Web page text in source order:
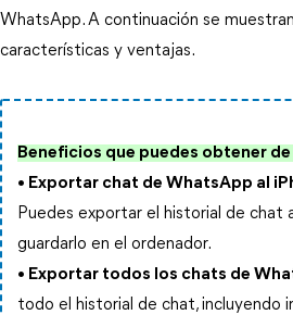
WhatsApp. A continuación se
características y ventajas.
Beneficios que puedes obtener de
• Exportar chat de WhatsApp al
Puedes exportar el historial de chat
guardarlo en el ordenador.
• Exportar todos los chats de
todo el historial de chat, incluyendo